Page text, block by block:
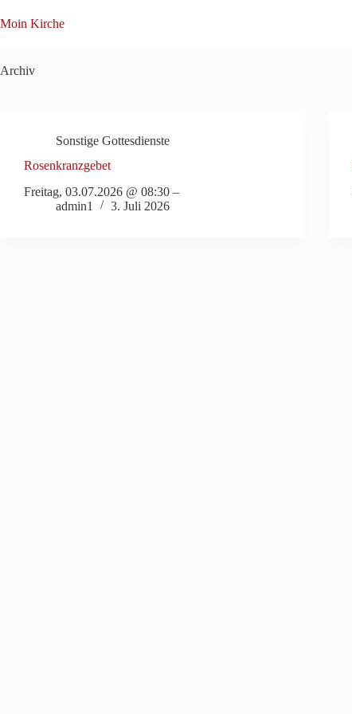
Inhalt
Moin Kirche
Archiv
Sonstige Gottesdienste
Rosenkranzgebet
Freitag, 03.07.2026 @ 08:30 –
admin1
3. Juli 2026